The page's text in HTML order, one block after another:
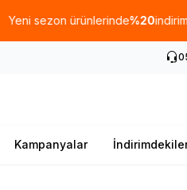
sezon ürünlerinde%20indirim
Kampanyalar